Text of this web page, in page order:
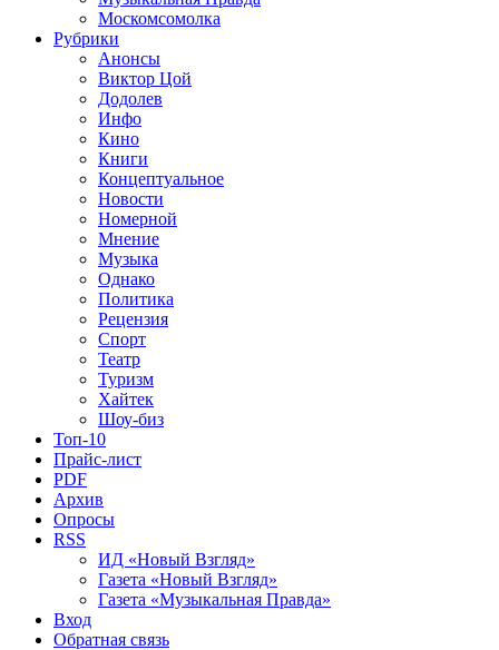
Москомсомолка
Рубрики
Анонсы
Виктор Цой
Додолев
Инфо
Кино
Книги
Концептуальное
Новости
Номерной
Мнение
Музыка
Однако
Политика
Рецензия
Спорт
Театр
Туризм
Хайтек
Шоу-биз
Топ-10
Прайс-лист
PDF
Архив
Опросы
RSS
ИД «Новый Взгляд»
Газета «Новый Взгляд»
Газета «Музыкальная Правда»
Вход
Обратная связь